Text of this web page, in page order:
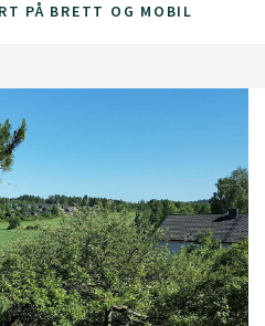
PÅ BRETT OG MOBIL